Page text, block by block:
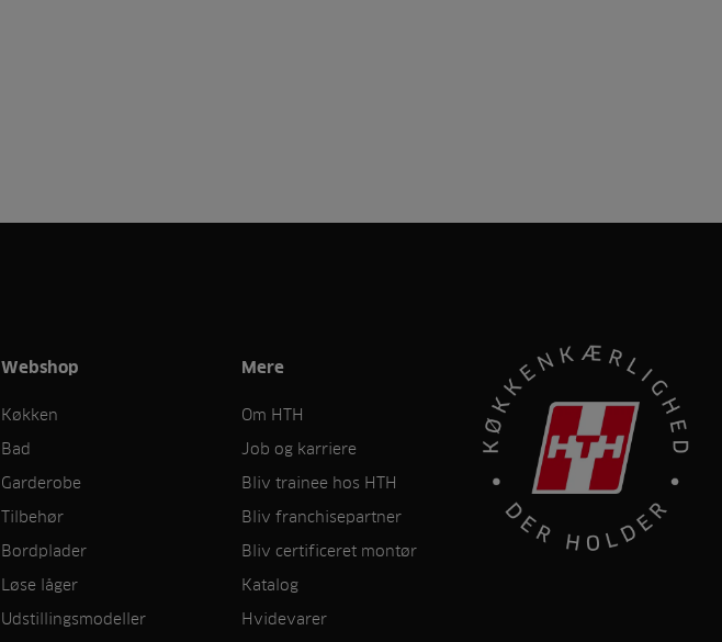
Webshop
Køkken
Bad
Garderobe
Tilbehør
Bordplader
Løse låger
Udstillingsmodeller
Mere
Om HTH
Job og karriere
Bliv trainee hos HTH
Bliv franchisepartner
Bliv certificeret montør
Katalog
Hvidevarer